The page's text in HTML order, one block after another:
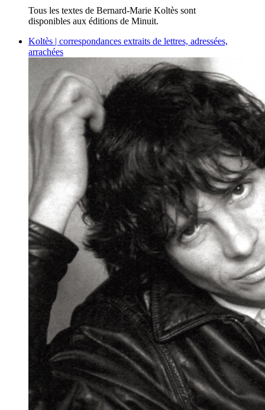
Tous les textes de Bernard-Marie Koltès sont
disponibles aux éditions de Minuit.
Koltès | correspondances extraits de lettres, adressées,
arrachées